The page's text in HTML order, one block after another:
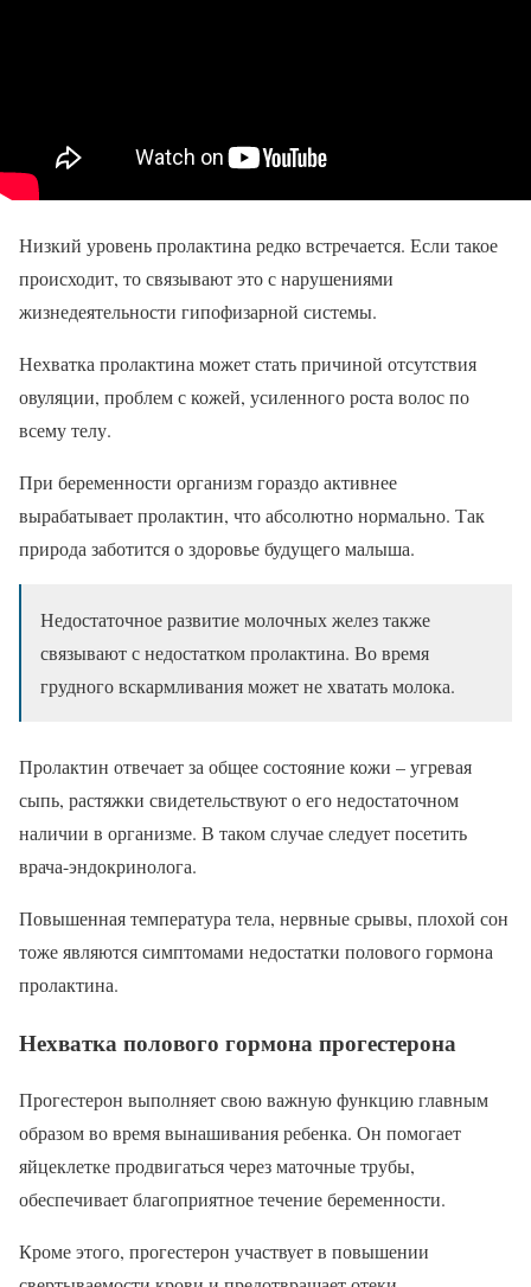
Низкий уровень пролактина редко встречается. Если такое
происходит, то связывают это с нарушениями
жизнедеятельности гипофизарной системы.
Нехватка пролактина может стать причиной отсутствия
овуляции, проблем с кожей, усиленного роста волос по
всему телу.
При беременности организм гораздо активнее
вырабатывает пролактин, что абсолютно нормально. Так
природа заботится о здоровье будущего малыша.
Недостаточное развитие молочных желез также
связывают с недостатком пролактина. Во время
грудного вскармливания может не хватать молока.
Пролактин отвечает за общее состояние кожи – угревая
сыпь, растяжки свидетельствуют о его недостаточном
наличии в организме. В таком случае следует посетить
врача-эндокринолога.
Повышенная температура тела, нервные срывы, плохой сон
тоже являются симптомами недостатки полового гормона
пролактина.
Нехватка полового гормона прогестерона
Прогестерон выполняет свою важную функцию главным
образом во время вынашивания ребенка. Он помогает
яйцеклетке продвигаться через маточные трубы,
обеспечивает благоприятное течение беременности.
Кроме этого, прогестерон участвует в повышении